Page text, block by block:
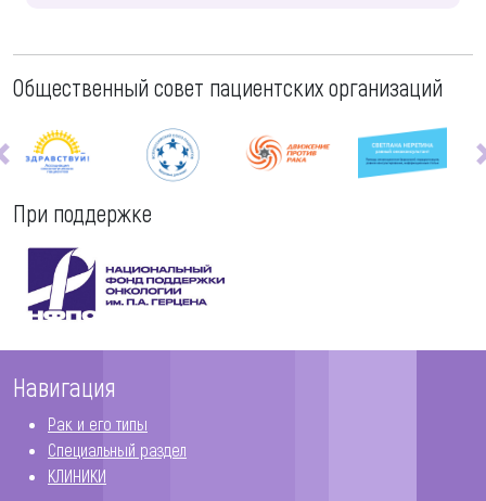
Общественный совет пациентских организаций
При поддержке
Навигация
Рак и его типы
Специальный раздел
КЛИНИКИ